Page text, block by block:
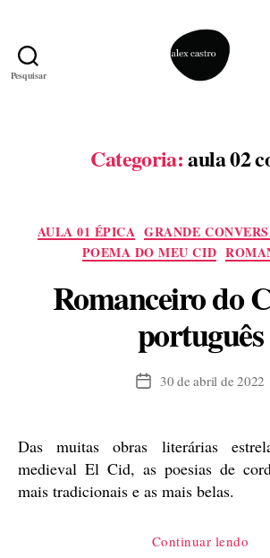
Pesquisar
Categoria:aula 02
Categorias
AULA 01 ÉPICA GRANDE
POEMA DO MEU CID
Romanceiro do
português
Data30 de abril de 2022
Das muitas obras literárias
medieval El Cid, as poesias de
mais tradicionais e as mais belas.
Continuar lendo